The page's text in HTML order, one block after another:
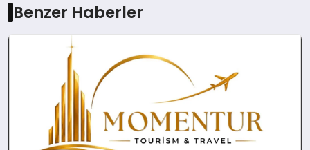
Benzer Haberler